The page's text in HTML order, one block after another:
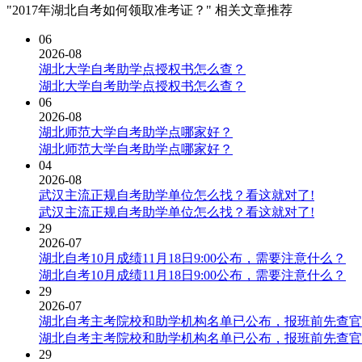
"2017年湖北自考如何领取准考证？" 相关文章推荐
06
2026-08
湖北大学自考助学点授权书怎么查？
湖北大学自考助学点授权书怎么查？
06
2026-08
湖北师范大学自考助学点哪家好？
湖北师范大学自考助学点哪家好？
04
2026-08
武汉主流正规自考助学单位怎么找？看这就对了!
武汉主流正规自考助学单位怎么找？看这就对了!
29
2026-07
湖北自考10月成绩11月18日9:00公布，需要注意什么？
湖北自考10月成绩11月18日9:00公布，需要注意什么？
29
2026-07
湖北自考主考院校和助学机构名单已公布，报班前先查官
湖北自考主考院校和助学机构名单已公布，报班前先查官
29